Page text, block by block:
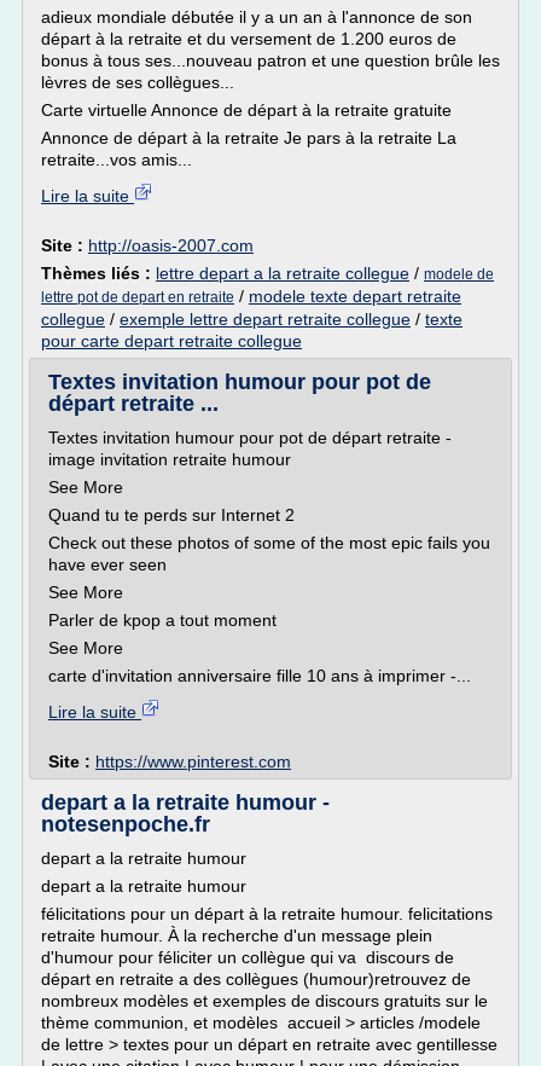
adieux mondiale débutée il y a un an à l'annonce de son
départ à la retraite et du versement de 1.200 euros de
bonus à tous ses...nouveau patron et une question brûle les
lèvres de ses collègues...
Carte virtuelle Annonce de départ à la retraite gratuite
Annonce de départ à la retraite Je pars à la retraite La
retraite...vos amis...
Lire la suite
Site : http://oasis-2007.com
Thèmes liés : lettre depart a la retraite collegue / modele de
lettre pot de depart en retraite / modele texte depart retraite
collegue / exemple lettre depart retraite collegue / texte
pour carte depart retraite collegue
Textes invitation humour pour pot de
départ retraite ...
Textes invitation humour pour pot de départ retraite -
image invitation retraite humour
See More
Quand tu te perds sur Internet 2
Check out these photos of some of the most epic fails you
have ever seen
See More
Parler de kpop a tout moment
See More
carte d'invitation anniversaire fille 10 ans à imprimer -...
Lire la suite
Site : https://www.pinterest.com
depart a la retraite humour -
notesenpoche.fr
depart a la retraite humour
depart a la retraite humour
félicitations pour un départ à la retraite humour. felicitations
retraite humour. À la recherche d'un message plein
d'humour pour féliciter un collègue qui va discours de
départ en retraite a des collègues (humour)retrouvez de
nombreux modèles et exemples de discours gratuits sur le
thème communion, et modèles accueil > articles /modele
de lettre > textes pour un départ en retraite avec gentillesse